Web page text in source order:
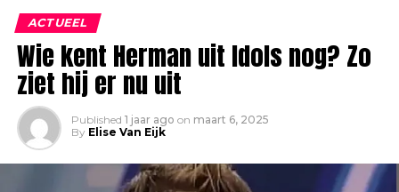
ACTUEEL
Wie kent Herman uit Idols nog? Zo
ziet hij er nu uit
Published 1 jaar ago on maart 6, 2025
By Elise Van Eijk